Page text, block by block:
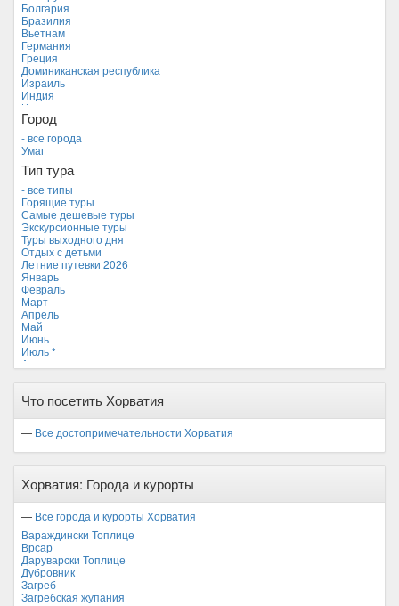
Болгария
Бразилия
Вьетнам
Германия
Греция
Доминиканская республика
Израиль
Индия
Индонезия
Иордания
Италия
Камбоджа
Кипр
Мальдивские острова
Мальта
Новая Зеландия
Объединенные Арабские Эмираты
Перу
Россия
Таиланд
Тунис
Турция
Финляндия
Франция
Хорватия *
Черногория
Чехия
Город
- все города
Умаг
Тип тура
- все типы
Горящие туры
Самые дешевые туры
Экскурсионные туры
Туры выходного дня
Отдых с детьми
Летние путевки 2026
Январь
Февраль
Март
Апрель
Май
Июнь
Июль *
Август
Ноябрь
Что посетить Хорватия
— Все достопримечательности Хорватия
Хорватия: Города и курорты
— Все города и курорты Хорватия
Вараждински Топлице
Врсар
Даруварски Топлице
Дубровник
Загреб
Загребская жупания